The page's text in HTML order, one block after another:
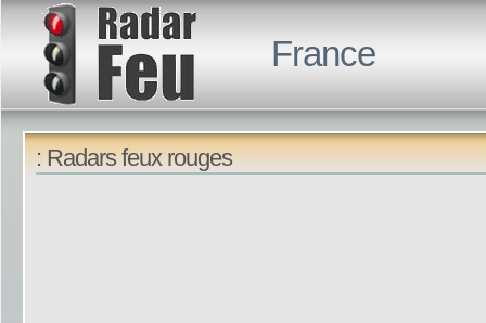
France
: Radars feux rouges